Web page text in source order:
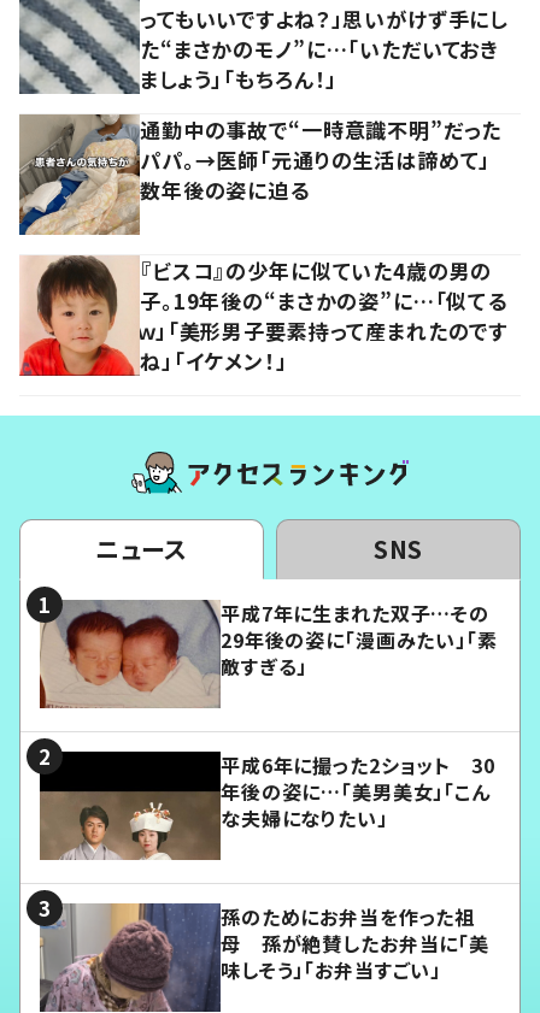
ってもいいですよね？」思いがけず手にし
た“まさかのモノ”に…「いただいておき
ましょう」「もちろん！」
通勤中の事故で“一時意識不明”だった
パパ。→医師「元通りの生活は諦めて」
数年後の姿に迫る
『ビスコ』の少年に似ていた4歳の男の
子。19年後の“まさかの姿”に…「似てる
ｗ」「美形男子要素持って産まれたのです
ね」「イケメン！」
ニュース SNS
平成7年に生まれた双子…その
29年後の姿に「漫画みたい」「素
敵すぎる」
平成6年に撮った2ショット 30
年後の姿に…「美男美女」「こん
な夫婦になりたい」
孫のためにお弁当を作った祖
母 孫が絶賛したお弁当に「美
味しそう」「お弁当すごい」